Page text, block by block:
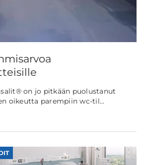
on jo pitkään puolustanut
oikeutta parempiin wc-til...